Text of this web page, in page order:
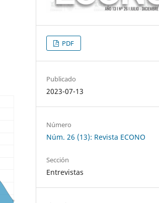
PDF
Publicado
2023-07-13
Número
Núm. 26 (13): Revista ECONO
Sección
Entrevistas